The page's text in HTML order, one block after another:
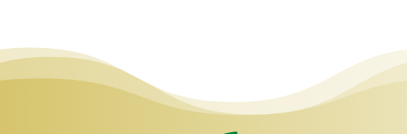
Speaker A:
Und darum geht es heute in diesem